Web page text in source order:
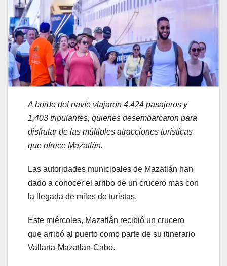
A bordo del navío viajaron 4,424 pasajeros y
1,403 tripulantes, quienes desembarcaron para
disfrutar de las múltiples atracciones turísticas
que ofrece Mazatlán.
Las autoridades municipales de Mazatlán han
dado a conocer el arribo de un crucero mas con
la llegada de miles de turistas.
Este miércoles, Mazatlán recibió un crucero
que arribó al puerto como parte de su itinerario
Vallarta-Mazatlán-Cabo.